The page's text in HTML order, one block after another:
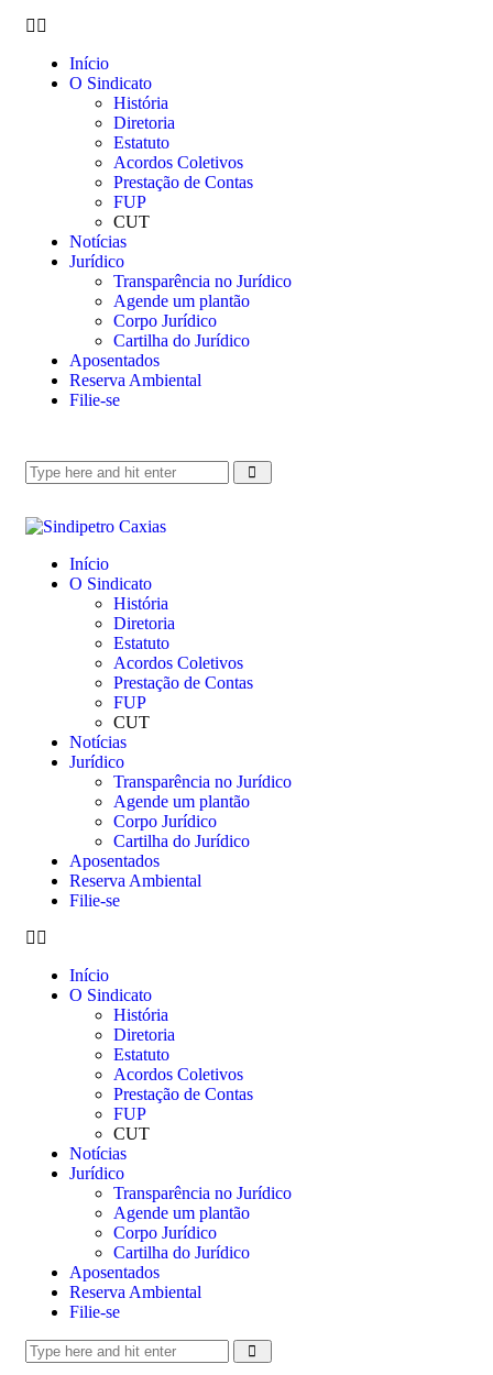
Início
O Sindicato
História
Diretoria
Estatuto
Acordos Coletivos
Prestação de Contas
FUP
CUT
Notícias
Jurídico
Transparência no Jurídico
Agende um plantão
Corpo Jurídico
Cartilha do Jurídico
Aposentados
Reserva Ambiental
Filie-se
Início
O Sindicato
História
Diretoria
Estatuto
Acordos Coletivos
Prestação de Contas
FUP
CUT
Notícias
Jurídico
Transparência no Jurídico
Agende um plantão
Corpo Jurídico
Cartilha do Jurídico
Aposentados
Reserva Ambiental
Filie-se
Início
O Sindicato
História
Diretoria
Estatuto
Acordos Coletivos
Prestação de Contas
FUP
CUT
Notícias
Jurídico
Transparência no Jurídico
Agende um plantão
Corpo Jurídico
Cartilha do Jurídico
Aposentados
Reserva Ambiental
Filie-se